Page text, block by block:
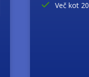
Več kot